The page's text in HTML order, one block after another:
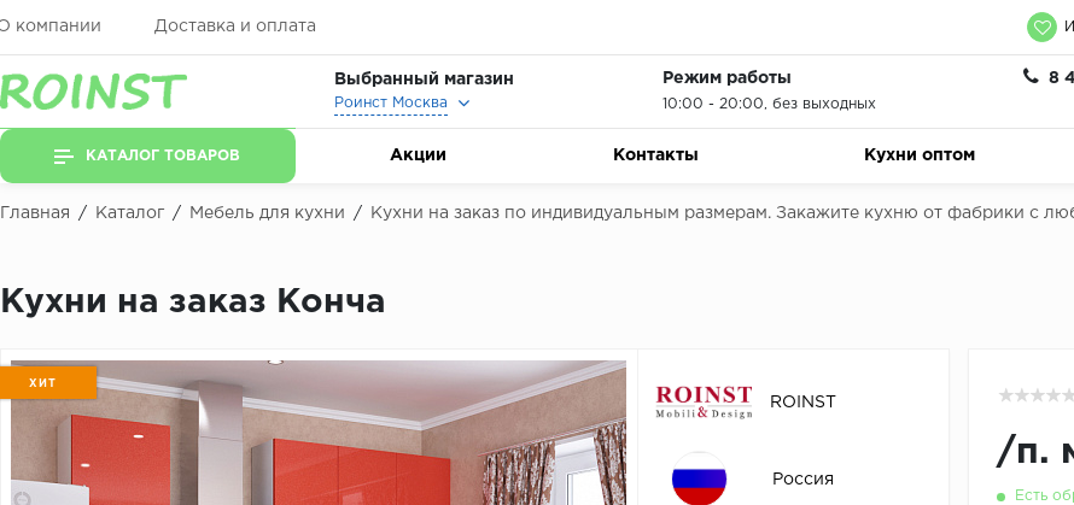
компании Доставка и оплата
Выбранный магазин
Роинст Москва
Режим работы
10:00 - 20:00, без выходных
8
КАТАЛОГ ТОВАРОВ Акции Контакты Кухни оптом
Главная / Каталог / Мебель для кухни / Кухни на заказ по индивидуальным размерам. Закажите кухню от фабрики с
Кухни на заказ Конча
ХИТ
ROINST
Россия
/п.
Есть